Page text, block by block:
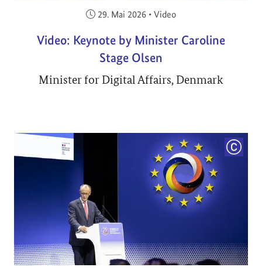
Veröffentlicht am:
29. Mai 2026 • Video
Video: Keynote by Minister Caroline
Stage Olsen
Minister for Digital Affairs, Denmark